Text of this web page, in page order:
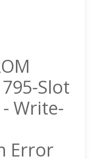
Slot
Write-
Error